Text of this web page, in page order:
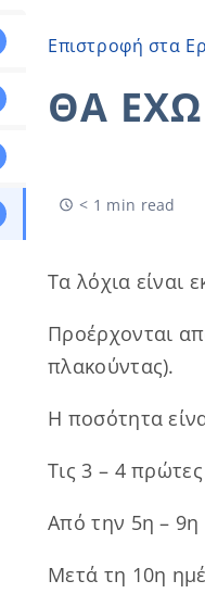
Επιστροφή στα
ΘΑ
< 1 min read
Τα λόχια είναι
Προέρχονται
πλακούντας).
Η ποσότητα
Τις 3 – 4
Από την 5η – 9η
Μετά τη 10η